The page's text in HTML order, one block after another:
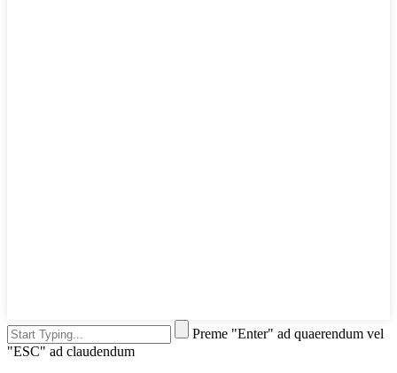
Preme "Enter" ad quaerendum vel
"ESC" ad claudendum